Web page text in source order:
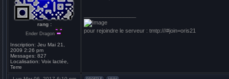
rang :
Ender Dragon
Inscription: Jeu Mai 21,
2009 2:26 pm
Messages: 827
Localisation: Voix lactée,
Terre
pour rejoindre le serveur : tmtp:///#join=oris21